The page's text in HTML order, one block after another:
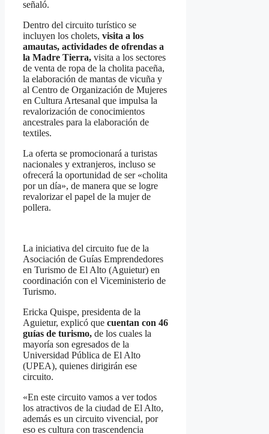
señaló.
Dentro del circuito turístico se
incluyen los cholets, visita a los
amautas, actividades de ofrendas a
la Madre Tierra, visita a los sectores
de venta de ropa de la cholita paceña,
la elaboración de mantas de vicuña y
al Centro de Organización de Mujeres
en Cultura Artesanal que impulsa la
revalorización de conocimientos
ancestrales para la elaboración de
textiles.
La oferta se promocionará a turistas
nacionales y extranjeros, incluso se
ofrecerá la oportunidad de ser «cholita
por un día», de manera que se logre
revalorizar el papel de la mujer de
pollera.
La iniciativa del circuito fue de la
Asociación de Guías Emprendedores
en Turismo de El Alto (Aguietur) en
coordinación con el Viceministerio de
Turismo.
Ericka Quispe, presidenta de la
Aguietur, explicó que cuentan con 46
guías de turismo, de los cuales la
mayoría son egresados de la
Universidad Pública de El Alto
(UPEA), quienes dirigirán ese
circuito.
«En este circuito vamos a ver todos
los atractivos de la ciudad de El Alto,
además es un circuito vivencial, por
eso es cultura con trascendencia